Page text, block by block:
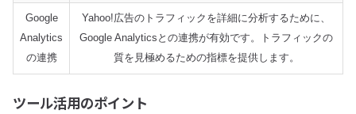
Google
Analytics
の連携
Yahoo!広告のトラフィックを詳細に分析するために、
Google Analyticsとの連携が有効です。トラフィックの
質を見極めるための指標を提供します。
ツール活用のポイント